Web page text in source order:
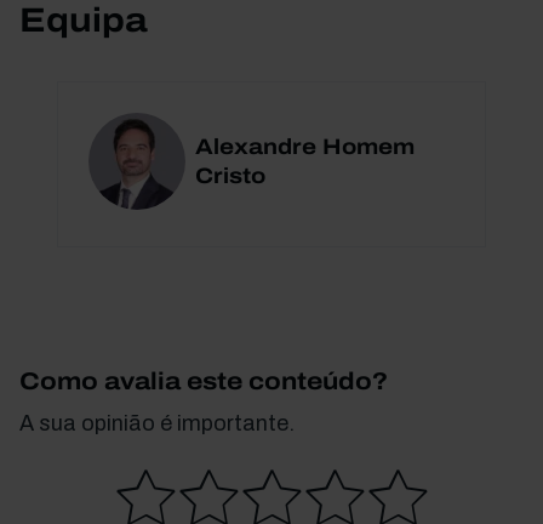
Equipa
Alexandre Homem
Cristo
Como avalia este conteúdo?
A sua opinião é importante.